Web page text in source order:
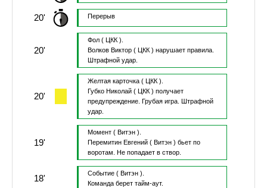
20' Перерыв
20'
Фол ( ЦКК ).
Волков Виктор( ЦКК ) нарушает правила.
Штрафной удар.
20'
Желтая карточка ( ЦКК ).
Губко Николай( ЦКК ) получает
предупреждение.
Грубая игра.
Штрафной
удар.
19'
Момент ( Витэн ).
Перемитин Евгений( Витэн ) бьет по
воротам.
Не попадает в створ.
18' Событие ( Витэн ).
Команда берет тайм-аут.